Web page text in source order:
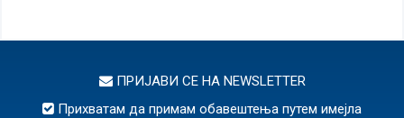
ПРИЈАВИ СЕ НА NEWSLETTER
Прихватам да примам обавештења путем имејла